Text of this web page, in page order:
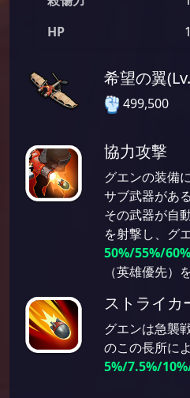
HP
希望の翼
499,500
協力攻撃
グエンの装備
サブ武器があ
その武器が自
を射撃し、グ
50%/55%/
（英雄優先）
ストライカ
グエンは急襲
のこの長所に
5%/7.5%/